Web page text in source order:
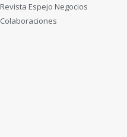
Revista Espejo Negocios
Colaboraciones